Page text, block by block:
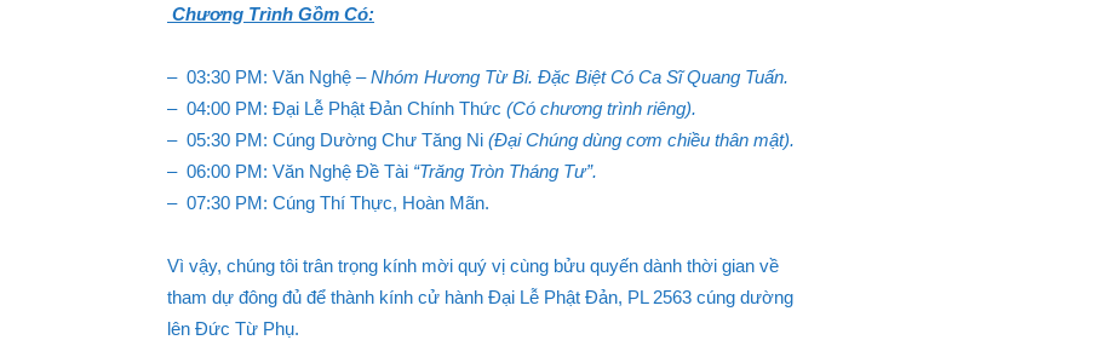
Chương Trình Gồm Có:
– 03:30 PM: Văn Nghệ – Nhóm Hương Từ Bi. Đặc Biệt Có Ca Sĩ Quang Tuấn.
– 04:00 PM: Đại Lễ Phật Đản Chính Thức (Có chương trình riêng).
– 05:30 PM: Cúng Dường Chư Tăng Ni (Đại Chúng dùng cơm chiều thân mật).
– 06:00 PM: Văn Nghệ Đề Tài “Trăng Tròn Tháng Tư”.
– 07:30 PM: Cúng Thí Thực, Hoàn Mãn.
Vì vậy, chúng tôi trân trọng kính mời quý vị cùng bửu quyến dành thời gian về
tham dự đông đủ để thành kính cử hành Đại Lễ Phật Đản, PL 2563 cúng dường
lên Đức Từ Phụ.